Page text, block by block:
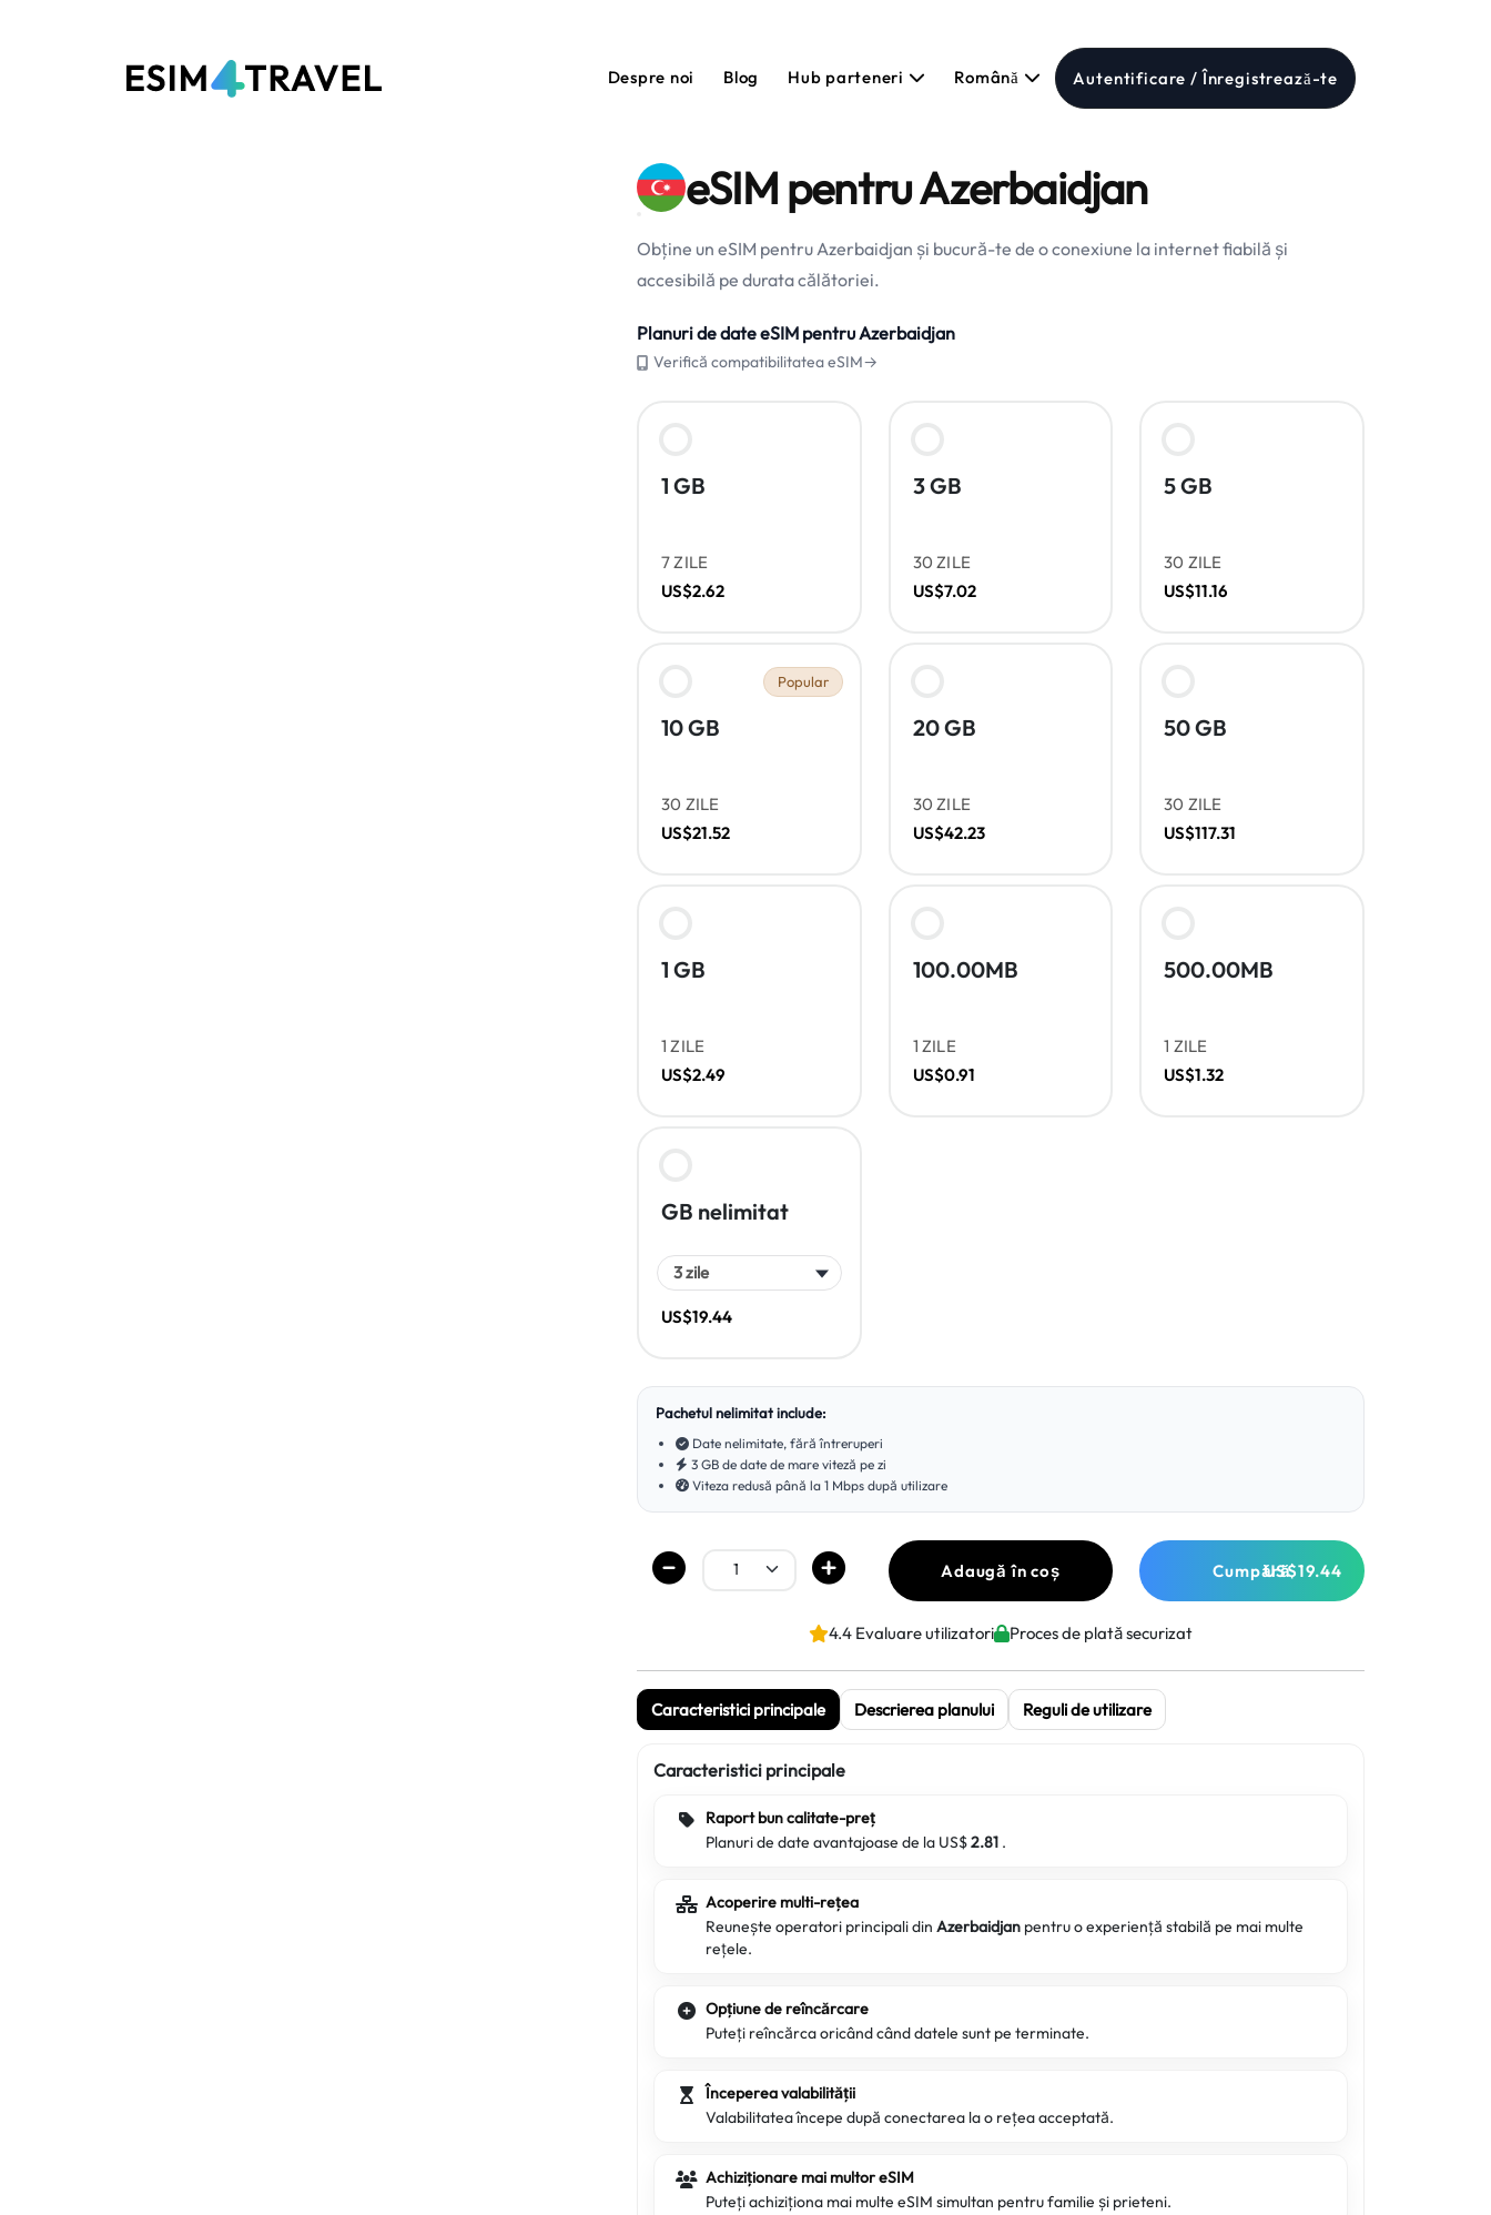
Despre noi Blog Hub parteneri Română Autentificare / Înregistrează-te
eSIM pentru Azerbaidjan
Obține un eSIM pentru Azerbaidjan și bucură-te de o conexiune la internet fiabilă și
accesibilă pe durata călătoriei.
Planuri de date eSIM pentru Azerbaidjan
Verifică compatibilitatea eSIM→
1 GB
7 ZILE
US$2.62
3 GB
30 ZILE
US$7.02
5 GB
30 ZILE
US$11.16
Popular
10 GB
30 ZILE
US$21.52
20 GB
30 ZILE
US$42.23
50 GB
30 ZILE
US$117.31
1 GB
1 ZILE
US$2.49
100.00MB
1 ZILE
US$0.91
500.00MB
1 ZILE
US$1.32
GB nelimitat
US$19.44
Pachetul nelimitat include:
Date nelimitate, fără întreruperi
3 GB de date de mare viteză pe zi
Viteza redusă până la 1 Mbps după utilizare
Adaugă în coș CumpărăUS$19.44
4.4 Evaluare utilizatori Proces de plată securizat
Caracteristici principale Descrierea planului Reguli de utilizare
Caracteristici principale
Raport bun calitate-preț
Planuri de date avantajoase de la US$2.81 .
Acoperire multi-rețea
Reunește operatori principali din Azerbaidjan pentru o experiență stabilă pe mai multe
rețele.
Opțiune de reîncărcare
Puteți reîncărca oricând când datele sunt pe terminate.
Începerea valabilității
Valabilitatea începe după conectarea la o rețea acceptată.
Achiziționare mai multor eSIM
Puteți achiziționa mai multe eSIM simultan pentru familie și prieteni.